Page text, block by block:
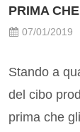
PRIMA
07/01/2019
Stando a
del cibo
prima che